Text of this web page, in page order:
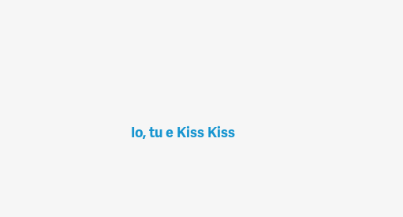
Io, tu e Kiss Kiss